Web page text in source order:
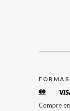
Compre